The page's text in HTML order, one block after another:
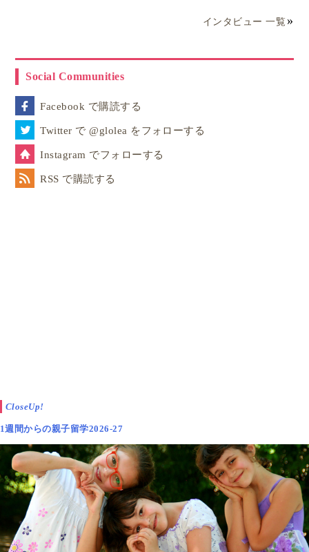
インタビュー 一覧
Social Communities
Facebook で購読する
Twitter で @glolea をフォローする
Instagram でフォローする
RSS で購読する
CloseUp!
1週間からの親子留学2026-27